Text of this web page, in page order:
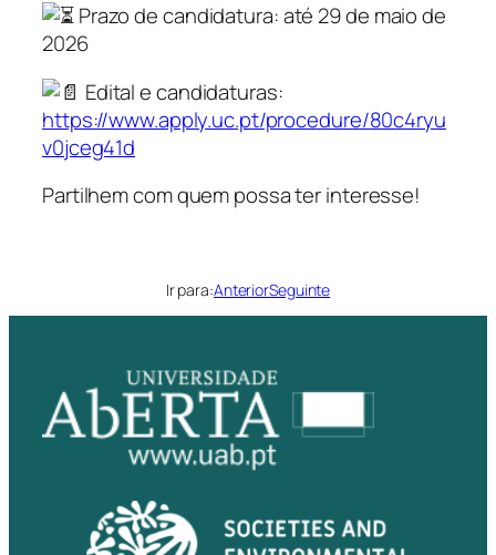
Prazo de candidatura: até 29 de maio de
2026
Edital e candidaturas:
https://www.apply.uc.pt/procedure/80c4ryu
v0jceg41d
Partilhem com quem possa ter interesse!
Ir para:AnteriorSeguinte